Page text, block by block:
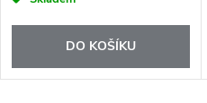
DO KOŠÍKU